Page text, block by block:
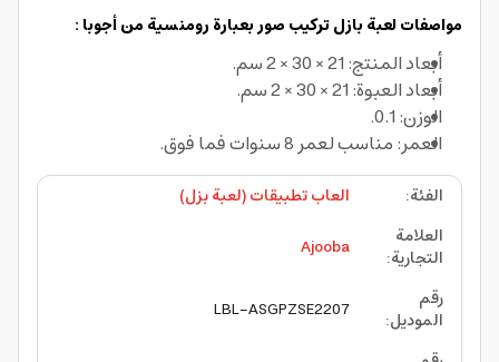
مواصفات لعبة بازل تركيب صور بعبارة رومنسية من أجوبا :
أبعاد المنتج: 21 × 30 × 2 سم.
أبعاد العبوة: 21 × 30 × 2 سم.
الوزن: 0.1.
العمر: مناسب لعمر 8 سنوات فما فوق.
الفئة:
العاب تطبيقات (لعبة بزل)
العلامة
التجارية:
Ajooba
رقم
الموديل:
LBL-ASGPZSE2207